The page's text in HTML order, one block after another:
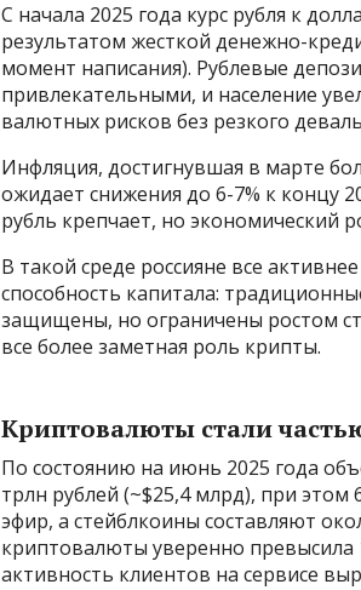
С начала 2025 года курс рубля к
результатом жесткой денежно-
момент написания). Рублевые
привлекательными, и население
валютных рисков без резкого
Инфляция, достигнувшая в марте
ожидает снижения до 6-7% к концу
рубль крепчает, но экономический
В такой среде россияне все
способность капитала:
защищены, но ограничены ростом
все более заметная роль крипты.
Криптовалюты стали
По состоянию на июнь 2025 года
трлн рублей (~$25,4 млрд), при
эфир, а стейблкоины составляют
криптовалюты уверенно превысила
активность клиентов на сервисе